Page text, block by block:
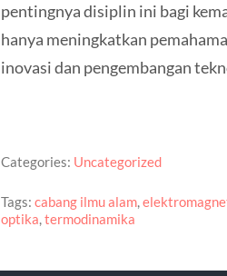
pentingnya disiplin ini bagi
hanya meningkatkan
inovasi dan pengembangan
Categories: Uncategorized
Tags: cabang ilmu alam,
optika,termodinamika